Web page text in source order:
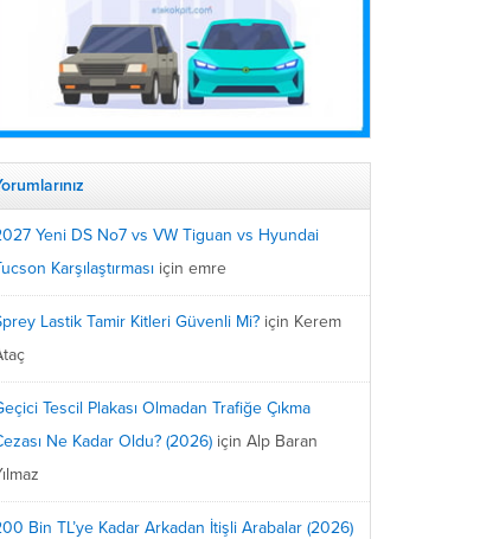
Yeni DS No7 vs VW Tiguan vs Hyundai
Karşılaştırması için emre
Lastik Tamir Kitleri Güvenli Mi? için Kerem
Tescil Plakası Olmadan Trafiğe Çıkma
Ne Kadar Oldu? (2026) için Alp Baran
Bin TL’ye Kadar Arkadan İtişli Arabalar (2026)